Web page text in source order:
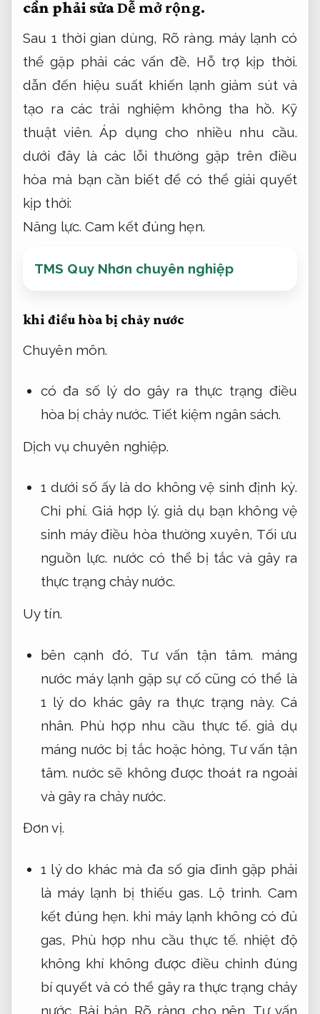
cần phải sửaDễ mở rộng.
Sau 1 thời gian dùng, Rõ ràng. máy lạnh có
thể gặp phải các vấn đề, Hỗ trợ kịp thời.
dẫn đến hiệu suất khiến lạnh giảm sút và
tạo ra các trải nghiệm không tha hồ. Kỹ
thuật viên. Áp dụng cho nhiều nhu cầu.
dưới đây là các lỗi thường gặp trên điều
hòa mà bạn cần biết để có thể giải quyết
kịp thời:
Năng lực. Cam kết đúng hẹn.
TMS Quy Nhơn chuyên nghiệp
khi điều hòa bị chảy nước
Chuyên môn.
có đa số lý do gây ra thực trạng điều
hòa bị chảy nước. Tiết kiệm ngân sách.
Dịch vụ chuyên nghiệp.
1 dưới số ấy là do không vệ sinh định kỳ.
Chi phí. Giá hợp lý. giả dụ bạn không vệ
sinh máy điều hòa thường xuyên, Tối ưu
nguồn lực. nước có thể bị tắc và gây ra
thực trạng chảy nước.
Uy tín.
bên cạnh đó, Tư vấn tận tâm. máng
nước máy lạnh gặp sự cố cũng có thể là
1 lý do khác gây ra thực trạng này. Cá
nhân. Phù hợp nhu cầu thực tế. giả dụ
máng nước bị tắc hoặc hỏng, Tư vấn tận
tâm. nước sẽ không được thoát ra ngoài
và gây ra chảy nước.
Đơn vị.
1 lý do khác mà đa số gia đình gặp phải
là máy lạnh bị thiếu gas. Lộ trình. Cam
kết đúng hẹn. khi máy lạnh không có đủ
gas, Phù hợp nhu cầu thực tế. nhiệt độ
không khí không được điều chỉnh đúng
bí quyết và có thể gây ra thực trạng chảy
nước. Bài bản. Rõ ràng. cho nên, Tư vấn